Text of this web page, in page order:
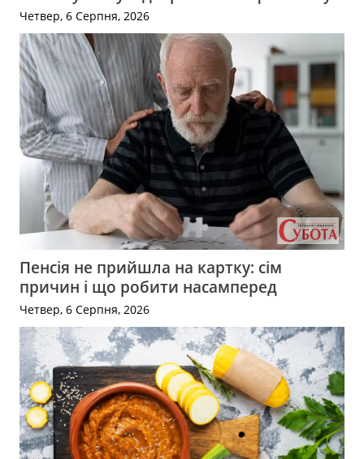
Четвер, 6 Серпня, 2026
Пенсія не прийшла на картку: сім
причин і що робити насамперед
Четвер, 6 Серпня, 2026